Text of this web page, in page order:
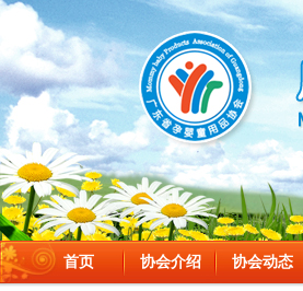
首页 协会介绍 协会动态